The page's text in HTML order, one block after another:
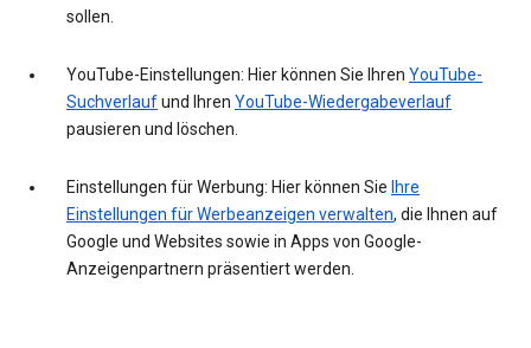
sollen.
YouTube-Einstellungen: Hier können Sie Ihren YouTube-
Suchverlaufund Ihren YouTube-Wiedergabeverlauf
pausieren und löschen.
Einstellungen für Werbung: Hier können Sie Ihre
Einstellungen für Werbeanzeigen verwalten, die Ihnen auf
Google und Websites sowie in Apps von Google-
Anzeigenpartnern präsentiert werden.